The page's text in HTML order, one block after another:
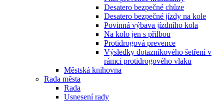
Desatero bezpečné chůze
Desatero bezpečné jízdy na kole
Povinná výbava jízdního kola
Na kolo jen s přilbou
Protidrogová prevence
Výsledky dotazníkového šetření v
rámci protidrogového vlaku
Městská knihovna
Rada města
Rada
Usnesení rady